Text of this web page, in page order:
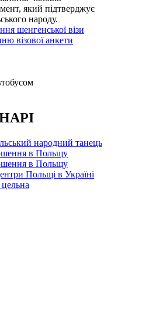
який підтверджує
народу.
шенгенської візи
візової анкети
народний танець
в Польщу
в Польщу
Польщі в Україні